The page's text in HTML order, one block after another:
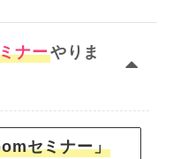
ナーやりま
セミナー」